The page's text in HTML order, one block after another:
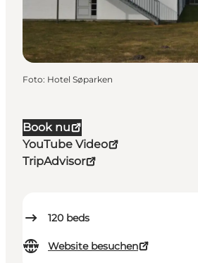
Book nu
YouTube Video
TripAdvisor
120 beds
Website besuchen
Foto: Hotel Søparken